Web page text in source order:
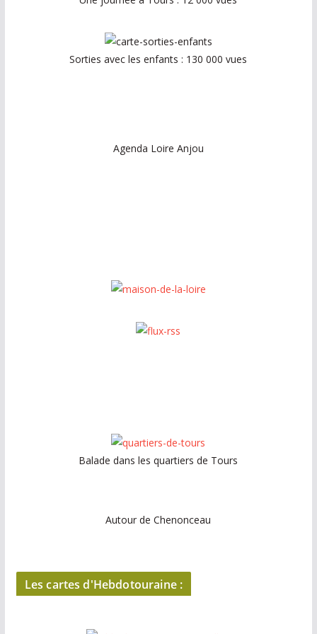
Sorties avec les enfants : 130 000 vues
Agenda Loire Anjou
Balade dans les quartiers de Tours
Autour de Chenonceau
Les cartes d'Hebdotouraine :